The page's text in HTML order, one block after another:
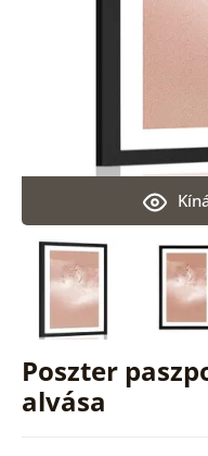
Poszter
alvása